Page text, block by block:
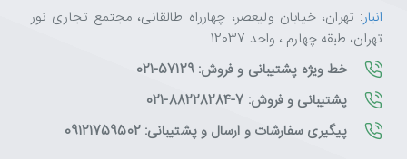
انبار: تهران، خیابان ولیعصر، چهارراه طالقانی، مجتمع تجاری نور
تهران، طبقه چهارم ، واحد 12037
خط ویژه پشتیبانی و فروش: 57129-021
پشتیبانی و فروش: 7-88228284-021
پیگیری سفارشات و ارسال و پشتیبانی: 09121759502